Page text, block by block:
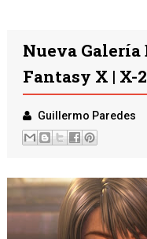
Nueva Galería
Fantasy X | X-
Guillermo Paredes